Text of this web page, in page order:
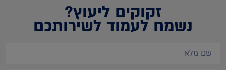
זקוקים ליעוץ?
נשמח לעמוד לשירותכם